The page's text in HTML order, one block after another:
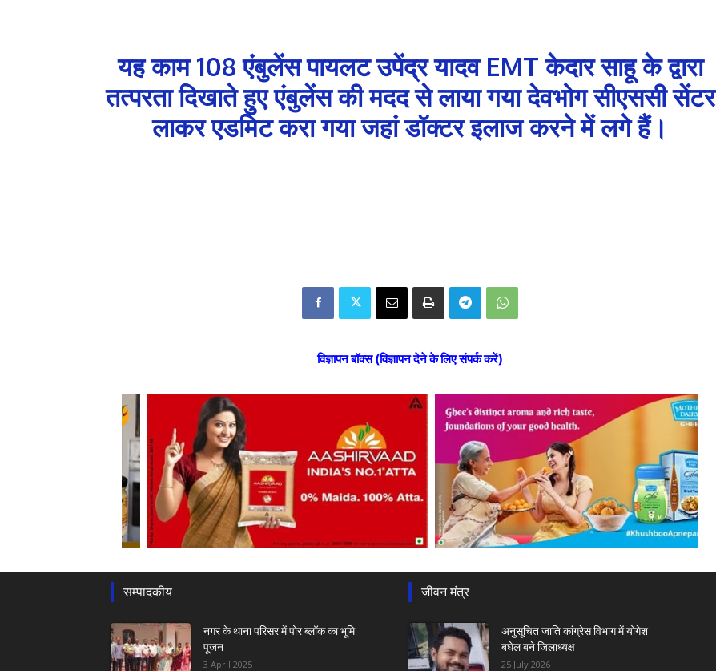
यह काम 108 एंबुलेंस पायलट उपेंद्र यादव EMT केदार साहू के द्वारा
तत्परता दिखाते हुए एंबुलेंस की मदद से लाया गया देवभोग सीएससी सेंटर
लाकर एडमिट करा गया जहां डॉक्टर इलाज करने में लगे हैं।
विज्ञापन बॉक्स (विज्ञापन देने के लिए संपर्क करें)
सम्पादकीय
नगर के थाना परिसर में पोर ब्लॉक का भूमि
पूजन
3 April 2025
जीवन मंत्र
अनुसूचित जाति कांग्रेस विभाग में योगेश
बघेल बने जिलाध्यक्ष
25 July 2026